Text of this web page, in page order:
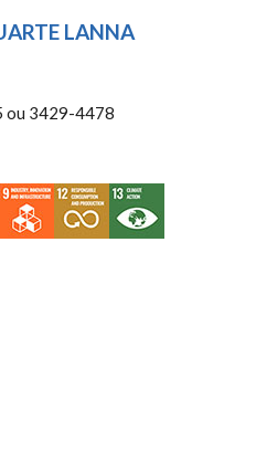
LANNA
ou 3429-4478